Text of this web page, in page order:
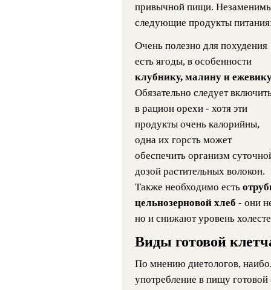
привычной пищи.
следующие продукты
Очень полезно для похудения
есть ягоды, в особенности
клубнику, малину и
Обязательно следует
в рацион орехи - хотя эти
продукты очень калорийны,
одна их горсть может
обеспечить организм
дозой растительных волокон.
Также необходимо есть
цельнозерновой хлеб - они
но и снижают уровень
Виды готовой
По мнению диетологов,
употребление в пищу готовой